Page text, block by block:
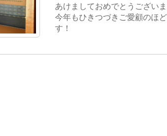
あけましておめでとうございま
今年もひきつづきご愛顧のほ
す！